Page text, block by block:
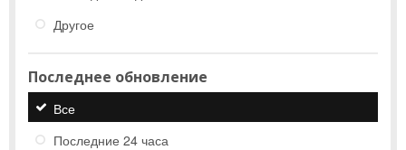
Другое
Последнее обновление
Все
Последние 24 часа